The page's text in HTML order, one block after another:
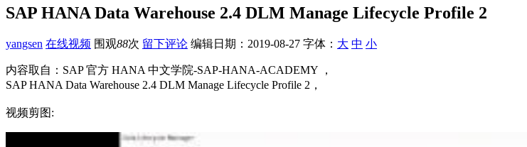
SAP HANA Data Warehouse 2.4 DLM Manage Lifecycle Profile 2
yangsen 在线视频 围观88次 留下评论 编辑日期： 2019-08-27 字体： 大 中 小
内容取自：SAP 官方 HANA 中文学院-SAP-HANA-ACADEMY ，
SAP HANA Data Warehouse 2.4 DLM Manage Lifecycle Profile 2，
视频剪图: